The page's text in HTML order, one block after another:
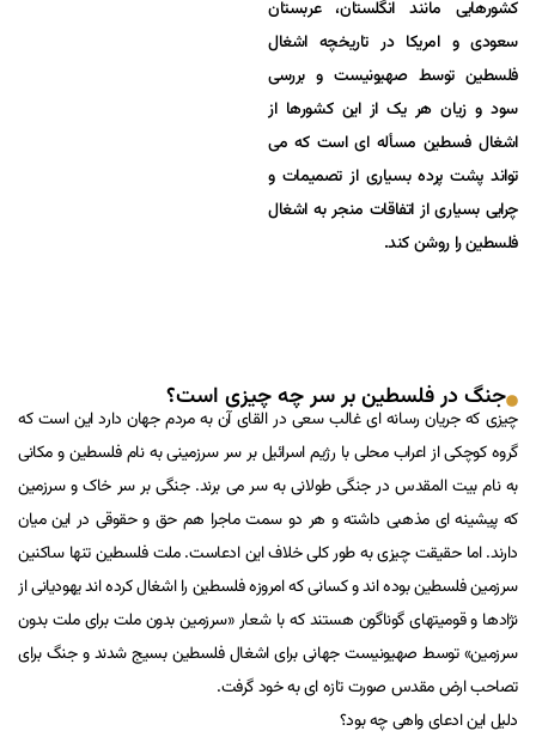
کشورهایی مانند انگلستان، عربستان
سعودی و امریکا در تاریخچه اشغال
فلسطین توسط صهیونیست و بررسی
سود و زیان هر یک از این کشورها از
اشغال فسطین مسأله ای است که می
تواند پشت پرده بسیاری از تصمیمات و
چرایی بسیاری از اتفاقات منجر به اشغال
فلسطین را روشن کند.
جنگ در فلسطین بر سر چه چیزی است؟
چیزی که جریان رسانه ای غالب سعی در القای آن به مردم جهان دارد این است که
گروه کوچکی از اعراب محلی با رژیم اسرائیل بر سر سرزمینی به نام فلسطین و مکانی
به نام بیت المقدس در جنگی طولانی به سر می برند. جنگی بر سر خاک و سرزمین
که پیشینه ای مذهبی داشته و هر دو سمت ماجرا هم حق و حقوقی در این میان
دارند. اما حقیقت چیزی به طور کلی خلاف این ادعاست. ملت فلسطین تنها ساکنین
سرزمین فلسطین بوده اند و کسانی که امروزه فلسطین را اشغال کرده اند یهودیانی از
نژادها و قومیتهای گوناگون هستند که با شعار «سرزمین بدون ملت برای ملت بدون
سرزمین» توسط صهیونیست جهانی برای اشغال فلسطین بسیج شدند و جنگ برای
تصاحب ارض مقدس صورت تازه ای به خود گرفت.
دلیل این ادعای واهی چه بود؟